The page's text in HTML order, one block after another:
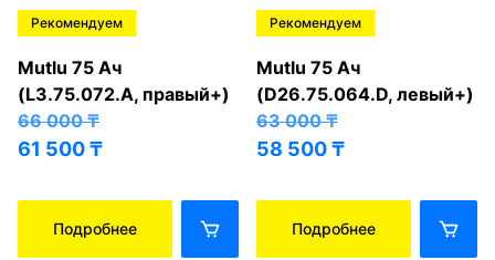
Рекомендуем
Mutlu 75 Ач
(L3.75.072.A, правый+)
66 000₸
61 500₸
Подробнее
Рекомендуем
Mutlu 75 Ач
(D26.75.064.D, левый+)
63 000₸
58 500₸
Подробнее